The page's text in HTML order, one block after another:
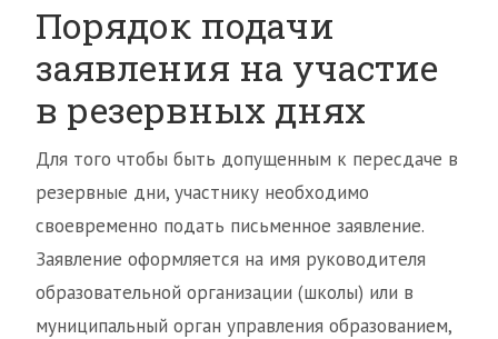
Порядок подачи
заявления на участие
в резервных днях
Для того чтобы быть допущенным к пересдаче в
резервные дни, участнику необходимо
своевременно подать письменное заявление.
Заявление оформляется на имя руководителя
образовательной организации (школы) или в
муниципальный орган управления образованием,